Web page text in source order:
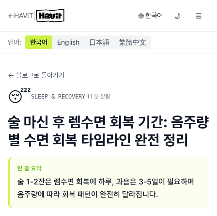
←HAVIT 🌐 한국어 🌙 ☰
언어: 한국어 English 日本語 繁體中文
← 블로그로 돌아가기
😴SLEEP & RECOVERY·11 분 분량
술 마신 후 렘수면 회복 기간: 음주량
별 수면 회복 타임라인 완전 정리
한 줄 요약
술 1-2잔은 렘수면 회복에 하루, 과음은 3-5일이 필요하며
음주량에 따라 회복 패턴이 완전히 달라집니다.